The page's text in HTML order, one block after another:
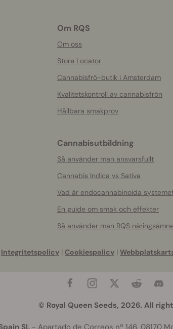
Om RQS
Om oss
Store Locator
Cannabisfrö-butik i Amsterdam
Kvalitetskontroll av cannabisfrön
Hållbara smakprov
Cannabisutbildning
Så använder man ansvarsfullt
Cannabis Indica vs Sativa
Vad är endocannabinoida
En guide om smak och effekter
Så använder man RQS
Integritetspolicy | Cookiespolicy |
© Royal Queen Seeds, 2026. All
SL - Apartado de Correos nº 146, 08170